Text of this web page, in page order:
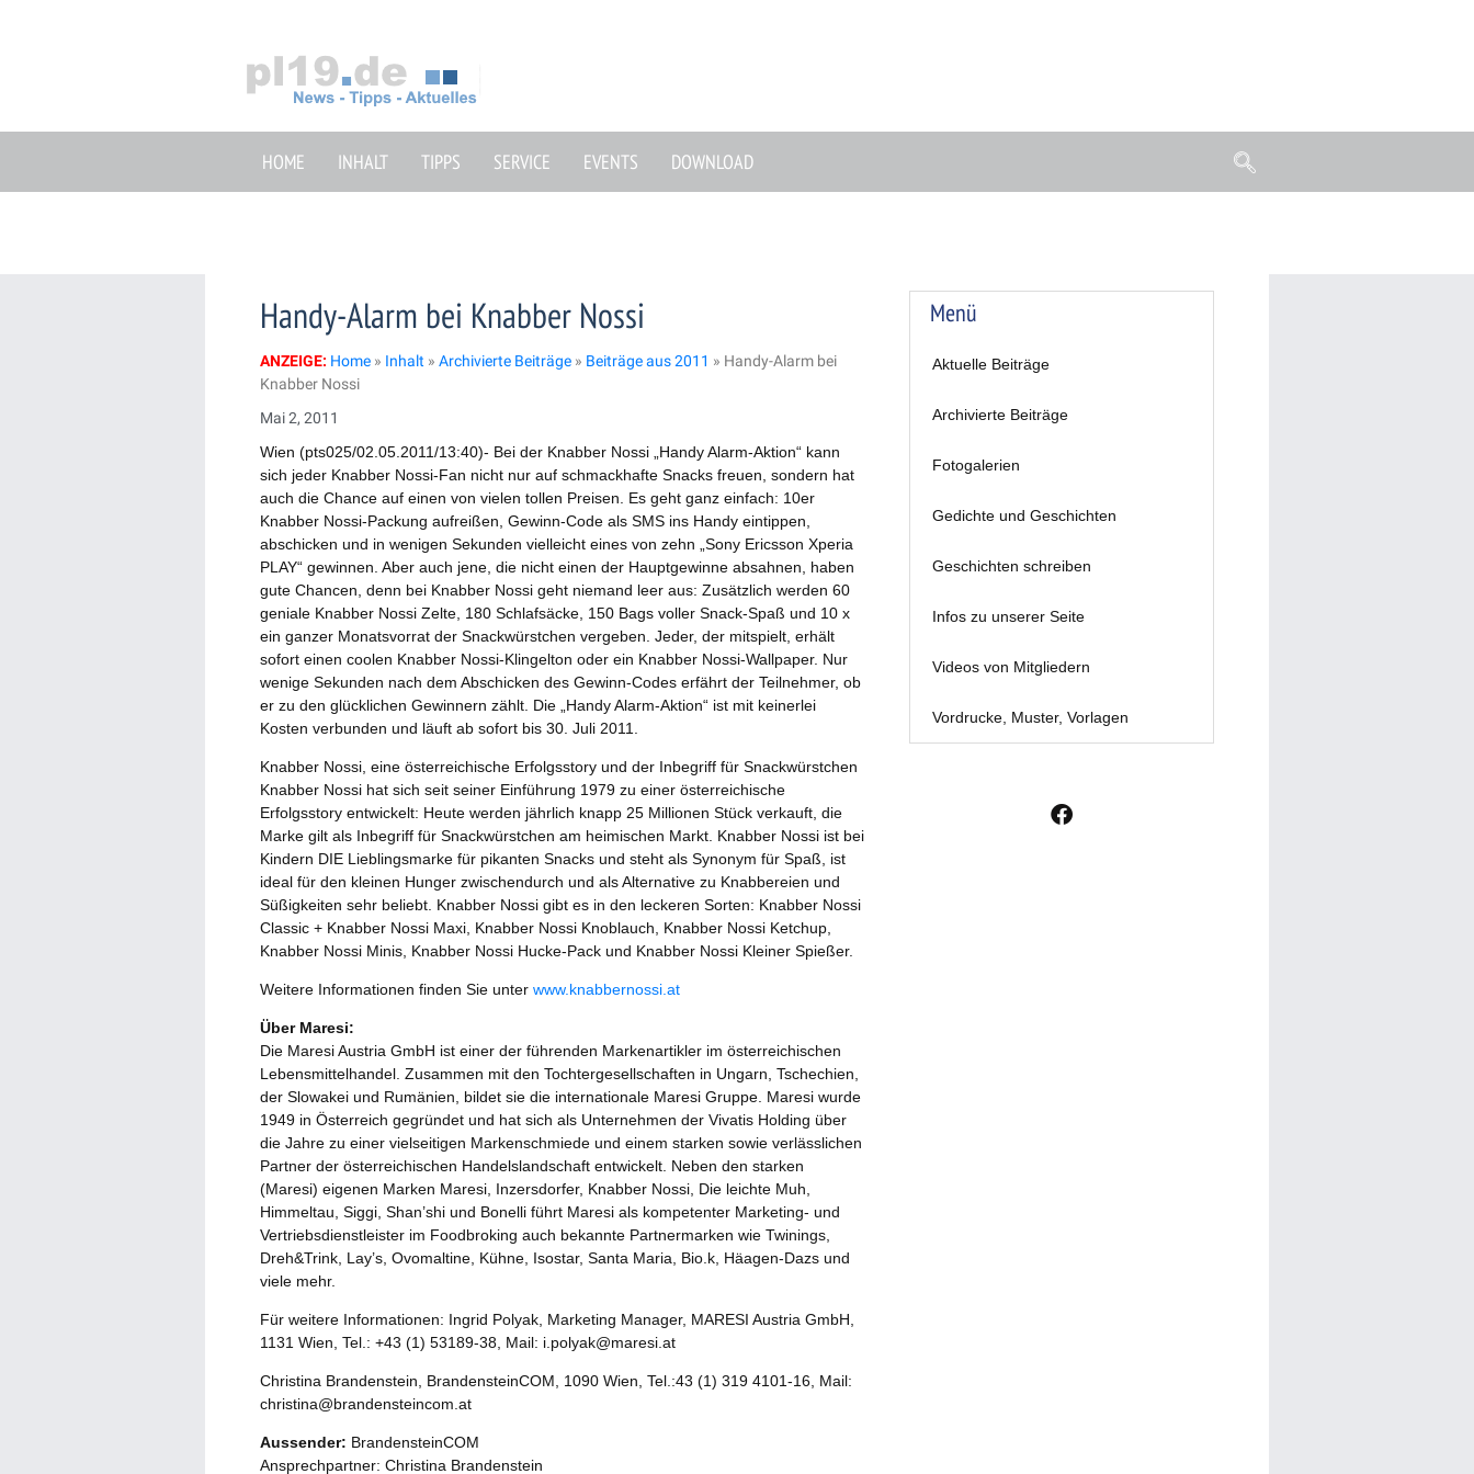
HOME INHALT TIPPS SERVICE EVENTS DOWNLOAD
Handy-Alarm bei Knabber Nossi
ANZEIGE: Home » Inhalt » Archivierte Beiträge » Beiträge aus 2011 » Handy-Alarm bei
Knabber Nossi
Mai 2, 2011
Wien (pts025/02.05.2011/13:40)- Bei der Knabber Nossi „Handy Alarm-Aktion“ kann
sich jeder Knabber Nossi-Fan nicht nur auf schmackhafte Snacks freuen, sondern hat
auch die Chance auf einen von vielen tollen Preisen. Es geht ganz einfach: 10er
Knabber Nossi-Packung aufreißen, Gewinn-Code als SMS ins Handy eintippen,
abschicken und in wenigen Sekunden vielleicht eines von zehn „Sony Ericsson Xperia
PLAY“ gewinnen. Aber auch jene, die nicht einen der Hauptgewinne absahnen, haben
gute Chancen, denn bei Knabber Nossi geht niemand leer aus: Zusätzlich werden 60
geniale Knabber Nossi Zelte, 180 Schlafsäcke, 150 Bags voller Snack-Spaß und 10 x
ein ganzer Monatsvorrat der Snackwürstchen vergeben. Jeder, der mitspielt, erhält
sofort einen coolen Knabber Nossi-Klingelton oder ein Knabber Nossi-Wallpaper. Nur
wenige Sekunden nach dem Abschicken des Gewinn-Codes erfährt der Teilnehmer, ob
er zu den glücklichen Gewinnern zählt. Die „Handy Alarm-Aktion“ ist mit keinerlei
Kosten verbunden und läuft ab sofort bis 30. Juli 2011.
Knabber Nossi, eine österreichische Erfolgsstory und der Inbegriff für Snackwürstchen
Knabber Nossi hat sich seit seiner Einführung 1979 zu einer österreichische
Erfolgsstory entwickelt: Heute werden jährlich knapp 25 Millionen Stück verkauft, die
Marke gilt als Inbegriff für Snackwürstchen am heimischen Markt. Knabber Nossi ist bei
Kindern DIE Lieblingsmarke für pikanten Snacks und steht als Synonym für Spaß, ist
ideal für den kleinen Hunger zwischendurch und als Alternative zu Knabbereien und
Süßigkeiten sehr beliebt. Knabber Nossi gibt es in den leckeren Sorten: Knabber Nossi
Classic + Knabber Nossi Maxi, Knabber Nossi Knoblauch, Knabber Nossi Ketchup,
Knabber Nossi Minis, Knabber Nossi Hucke-Pack und Knabber Nossi Kleiner Spießer.
Weitere Informationen finden Sie unter www.knabbernossi.at
Über Maresi:
Die Maresi Austria GmbH ist einer der führenden Markenartikler im österreichischen
Lebensmittelhandel. Zusammen mit den Tochtergesellschaften in Ungarn, Tschechien,
der Slowakei und Rumänien, bildet sie die internationale Maresi Gruppe. Maresi wurde
1949 in Österreich gegründet und hat sich als Unternehmen der Vivatis Holding über
die Jahre zu einer vielseitigen Markenschmiede und einem starken sowie verlässlichen
Partner der österreichischen Handelslandschaft entwickelt. Neben den starken
(Maresi) eigenen Marken Maresi, Inzersdorfer, Knabber Nossi, Die leichte Muh,
Himmeltau, Siggi, Shan’shi und Bonelli führt Maresi als kompetenter Marketing- und
Vertriebsdienstleister im Foodbroking auch bekannte Partnermarken wie Twinings,
Dreh&Trink, Lay’s, Ovomaltine, Kühne, Isostar, Santa Maria, Bio.k, Häagen-Dazs und
viele mehr.
Für weitere Informationen: Ingrid Polyak, Marketing Manager, MARESI Austria GmbH,
1131 Wien, Tel.: +43 (1) 53189-38, Mail: i.polyak@maresi.at
Christina Brandenstein, BrandensteinCOM, 1090 Wien, Tel.:43 (1) 319 4101-16, Mail:
christina@brandensteincom.at
Aussender: BrandensteinCOM
Ansprechpartner: Christina Brandenstein
Menü
Aktuelle Beiträge
Archivierte Beiträge
Fotogalerien
Gedichte und Geschichten
Geschichten schreiben
Infos zu unserer Seite
Videos von Mitgliedern
Vordrucke, Muster, Vorlagen
F
a